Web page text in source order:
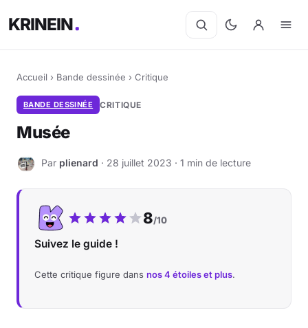
KRINEIN
Accueil › Bande dessinée › Critique
BANDE DESSINÉE CRITIQUE
Musée
P Par plienard · 28 juillet 2023 · 1 min de lecture
Notre note :
8/10
Suivez le guide !
Cette critique figure dans nos 4 étoiles et plus.